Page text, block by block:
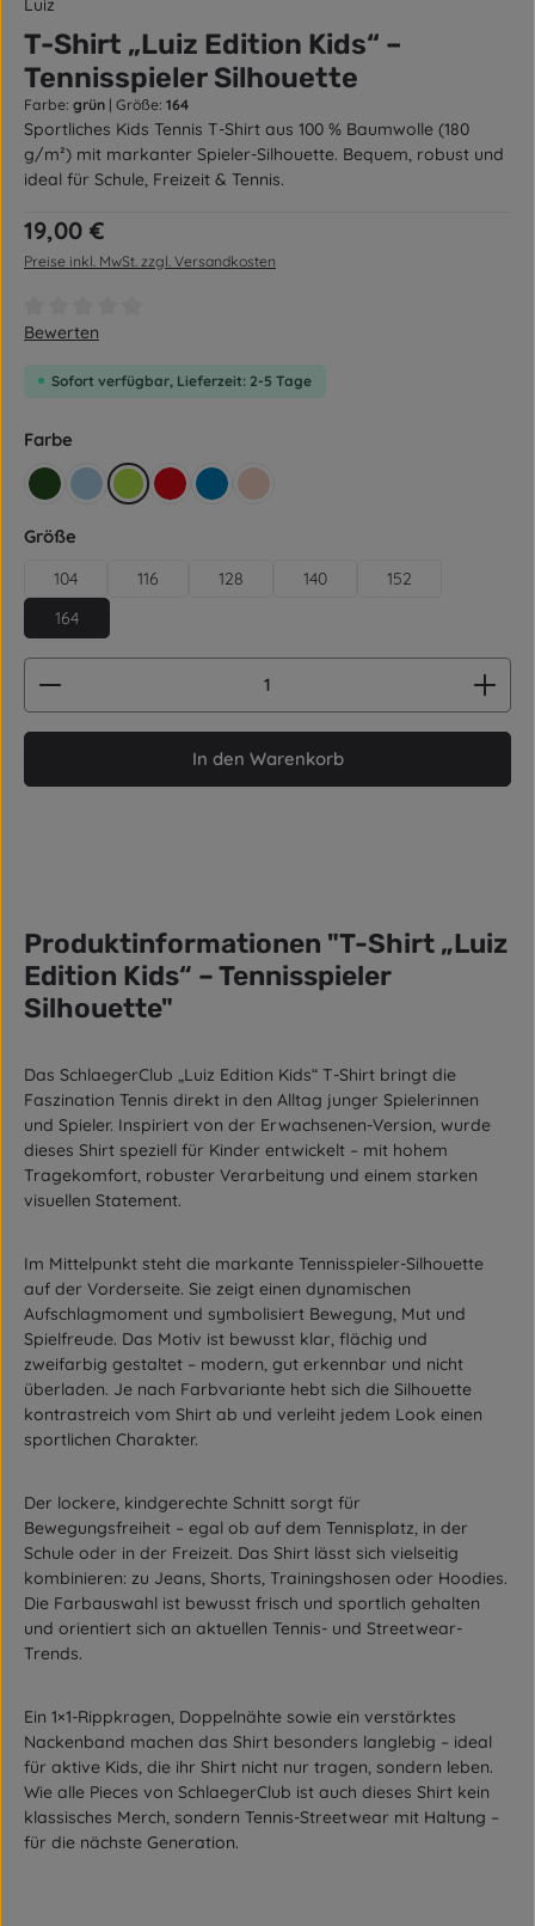
Luiz
T-Shirt „Luiz Edition Kids“ –
Tennisspieler Silhouette
Farbe: grün | Größe: 164
Sportliches Kids Tennis T-Shirt aus 100 % Baumwolle (180
g/m²) mit markanter Spieler-Silhouette. Bequem, robust und
ideal für Schule, Freizeit & Tennis.
Regulärer Preis:
19,00 €
Preise inkl. MwSt. zzgl. Versandkosten
Durchschnittliche Bewertung von 0 von 5 Sternen
Bewerten
Sofort verfügbar, Lieferzeit: 2-5 Tage
Farbe
retro grün
hellblaugrün rot blau rose
Größe
104 116 128 140
152
164
Produkt Anzahl: Gib den gewünschten Wert
In den Warenkorb
Produktinformationen "T-Shirt „Luiz
Edition Kids“ – Tennisspieler
Silhouette"
Das SchlaegerClub „Luiz Edition Kids“ T-Shirt bringt die
Faszination Tennis direkt in den Alltag junger Spielerinnen
und Spieler. Inspiriert von der Erwachsenen-Version, wurde
dieses Shirt speziell für Kinder entwickelt – mit hohem
Tragekomfort, robuster Verarbeitung und einem starken
visuellen Statement.
Im Mittelpunkt steht die markante Tennisspieler-Silhouette
auf der Vorderseite. Sie zeigt einen dynamischen
Aufschlagmoment und symbolisiert Bewegung, Mut und
Spielfreude. Das Motiv ist bewusst klar, flächig und
zweifarbig gestaltet – modern, gut erkennbar und nicht
überladen. Je nach Farbvariante hebt sich die Silhouette
kontrastreich vom Shirt ab und verleiht jedem Look einen
sportlichen Charakter.
Der lockere, kindgerechte Schnitt sorgt für
Bewegungsfreiheit – egal ob auf dem Tennisplatz, in der
Schule oder in der Freizeit. Das Shirt lässt sich vielseitig
kombinieren: zu Jeans, Shorts, Trainingshosen oder Hoodies.
Die Farbauswahl ist bewusst frisch und sportlich gehalten
und orientiert sich an aktuellen Tennis- und Streetwear-
Trends.
Ein 1×1-Rippkragen Doppelnähte sowie ein verstärktes
Nackenband machen das Shirt besonders langlebig – ideal
für aktive Kids, die ihr Shirt nicht nur tragen, sondern leben.
Wie alle Pieces von SchlaegerClub ist auch dieses Shirt kein
klassisches Merch , sondern Tennis-Streetwear mit Haltung –
für die nächste Generation.